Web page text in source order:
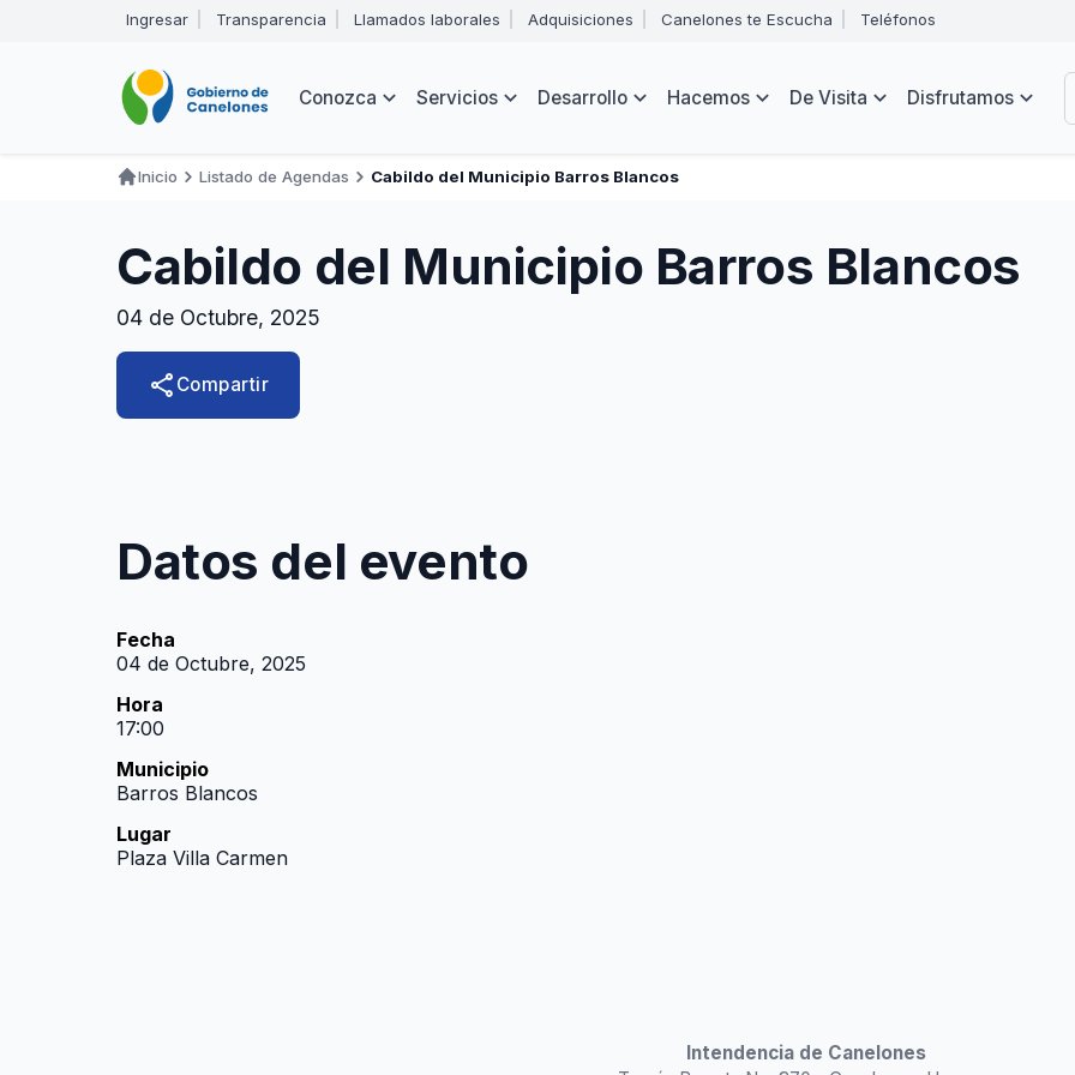
de
Abrir
menú
navegación
Ingresar Transparencia Llamados laborales Adquisiciones Canelones te Escucha Teléfonos
Navegación
Conozca Servicios Desarrollo Hacemos De Visita Disfrutamos
navegación
Inicio Listado de Agendas Cabildo del Municipio Barros Blancos
Cabildo del Municipio Barros Blancos
04 de Octubre, 2025
share Compartir
Datos del evento
Fecha
04 de Octubre, 2025
Hora
17:00
Municipio
Barros Blancos
Lugar
Plaza Villa Carmen
Intendencia de Canelones